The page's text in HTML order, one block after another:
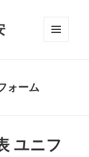
ォーム
ユニフ